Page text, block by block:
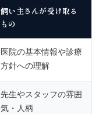
飼い主さんが受け取る
もの
医院の基本情報や診療
方針への理解
先生やスタッフの雰囲
気・人柄